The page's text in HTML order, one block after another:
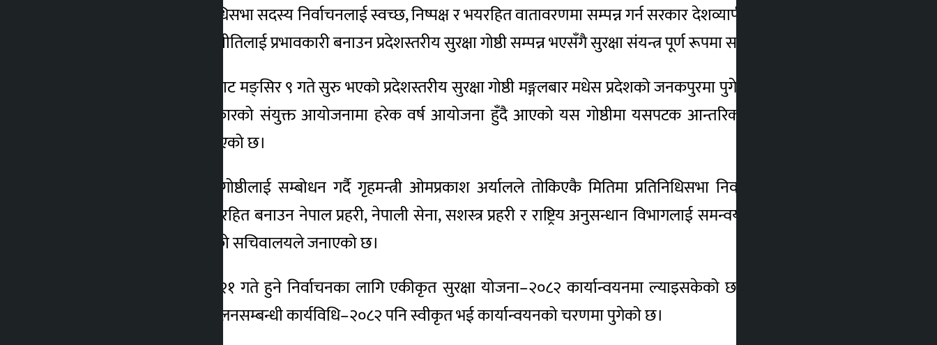
काठमाडौं । आसन्न प्रतिनिधिसभा सदस्य निर्वाचनलाई स्वच्छ, निष्पक्ष र भयरहित वातावरणमा सम्पन्न गर्न सरकार देशव्यापी सुरक्षा तयारीमा जुटेको छ।
निर्वाचन लक्षित सुरक्षा रणनीतिलाई प्रभावकारी बनाउन प्रदेशस्तरीय सुरक्षा गोष्ठी सम्पन्न भएसँगै सुरक्षा संयन्त्र पूर्ण रूपमा सक्रिय बनेको हो।
लुम्बिनी प्रदेशको रुपन्देहीबाट मङ्सिर ९ गते सुरु भएको प्रदेशस्तरीय सुरक्षा गोष्ठी मङ्गलबार मधेस प्रदेशको जनकपुरमा पुगेर सम्पन्न भएको छ। सङ्घीय
गृह मन्त्रालय र प्रदेश सरकारको संयुक्त आयोजनामा हरेक वर्ष आयोजना हुँदै आएको यस गोष्ठीमा यसपटक आन्तरिक सुरक्षा भन्दा बढी निर्वाचन
सुरक्षालाई प्राथमिकता दिइएको छ।
मधेस प्रदेशस्तरीय सुरक्षा गोष्ठीलाई सम्बोधन गर्दै गृहमन्त्री ओमप्रकाश अर्यालले तोकिएकै मितिमा प्रतिनिधिसभा निर्वाचन सम्पन्न हुने स्पष्ट पारे।
निर्वाचनलाई निष्पक्ष र भयरहित बनाउन नेपाल प्रहरी, नेपाली सेना, सशस्त्र प्रहरी र राष्ट्रिय अनुसन्धान विभागलाई समन्वयात्मक रूपमा परिचालन गर्न
निर्देशन दिइएको गृहमन्त्रीको सचिवालयले जनाएको छ।
सरकारले आगामी फागुन २१ गते हुने निर्वाचनका लागि एकीकृत सुरक्षा योजना–२०८२ कार्यान्वयनमा ल्याइसकेको छ। साथै निर्वाचन प्रहरी भर्ना,
छनोट, नियुक्ति तथा परिचालनसम्बन्धी कार्यविधि–२०८२ पनि स्वीकृत भई कार्यान्वयनको चरणमा पुगेको छ।